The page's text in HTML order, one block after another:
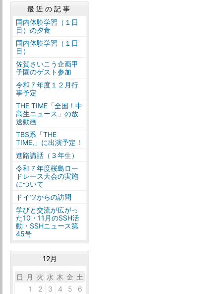
最近の記事
国内体験学習（１日
目）の夕食
国内体験学習（１日
目）
佐賀さいこう企画甲
子園のゲスト参加
令和７年度１２月行
事予定
THE TIME「全国！中
高生ニュース」の放
送動画
TBS系「THE
TIME,」に出演予定！
進路講話（３年生）
令和７年度桜島ロー
ドレース大会の実施
について
ドイツからの訪問
学びと交流が広がっ
た10・11月のSSH活
動・SSHニュース第
45号
12月
日 月 火 水 木 金 土
1 2 3 4 5
6